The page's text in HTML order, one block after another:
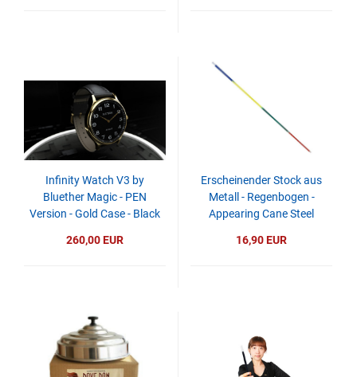
Infinity Watch V3 by
Bluether Magic - PEN
Version - Gold Case - Black
260,00 EUR
Erscheinender Stock aus
Metall - Regenbogen -
Appearing Cane Steel
16,90 EUR